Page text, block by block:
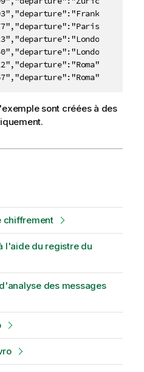
sont créées à des
chiffrement
l'aide du registre du
des messages